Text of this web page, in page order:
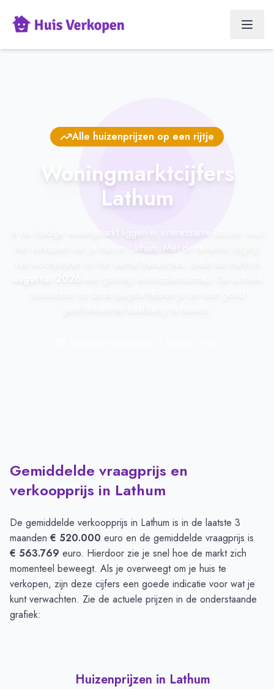
Alle huizenprijzen op een rijtje
Woningmarktcijfers
Lathum
In de huidige woningmarkt liggen er interessante kansen voor
het verkopen van je huis in Lathum. Met de recente stijging
Gemiddelde vraagprijs en
verkoopprijs in Lathum
De gemiddelde verkoopprijs in Lathum is in de laatste 3
maanden € 520.000 euro en de gemiddelde vraagprijs is
€ 563.769 euro. Hierdoor zie je snel hoe de markt zich
momenteel beweegt. Als je overweegt om je huis te
verkopen, zijn deze cijfers een goede indicatie voor wat je
kunt verwachten. Zie de actuele prijzen in de onderstaande
grafiek:
Huizenprijzen in Lathum